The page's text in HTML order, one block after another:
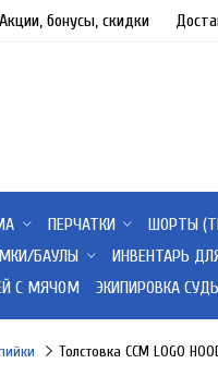
Акции, бонусы, скидки
ПЕРЧАТКИ ШОРТЫ
БАУЛЫ ИНВЕНТАРЬ
С МЯЧОМ
ЭКИПИРОВКА
Толстовка CCM LOGO